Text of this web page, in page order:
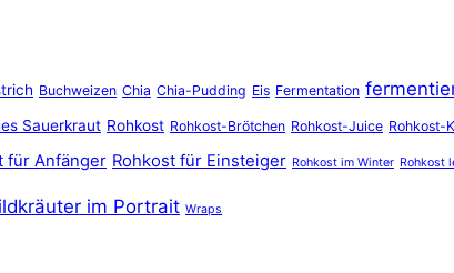
Buchweizen Chia Chia-Pudding Eis Fermentation
Sauerkraut Rohkost Rohkost-Brötchen Rohkost-Juice Rohkost-
für Anfänger Rohkost für Einsteiger Rohkost im Winter Rohkost
im Portrait Wraps